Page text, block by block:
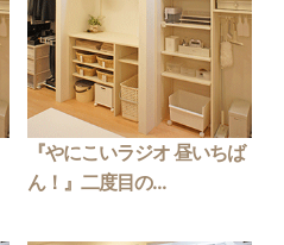
『やにこいラジオ 昼いちば
ん！』二度目の...